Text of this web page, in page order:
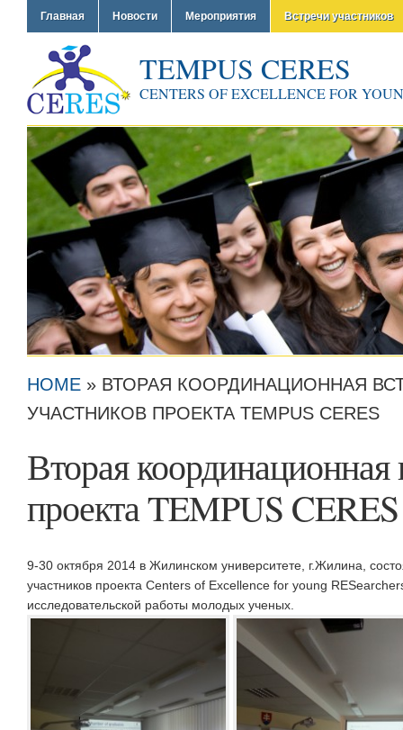
Главная Новости Мероприятия Встречи участников
TEMPUS CERES
CENTERS OF EXCELLENCE FOR
HOME » ВТОРАЯ КООРДИНАЦИОННАЯ
УЧАСТНИКОВ ПРОЕКТА TEMPUS CERES
Вторая координационная
проекта TEMPUS CERES
9-30 октября 2014 в Жилинском университете, г.Жилина,
участников проекта Centers of Excellence for young
исследовательской работы молодых ученых.